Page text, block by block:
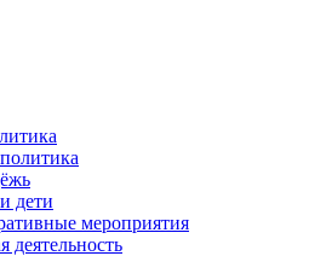
дети
мероприятия
деятельность